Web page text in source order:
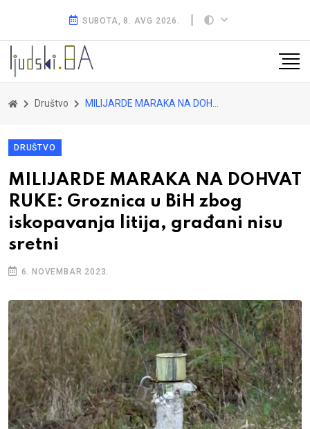
SUBOTA, 8. AVG 2026.
Društvo MILIJARDE MARAKA NA DOHVAT RUKE: Groznica u BiH zbog iskopavanja litija, građani nisu sretni
DRUŠTVO
MILIJARDE MARAKA NA DOHVAT
RUKE: Groznica u BiH zbog
iskopavanja litija, građani nisu
sretni
6. NOVEMBAR 2023.